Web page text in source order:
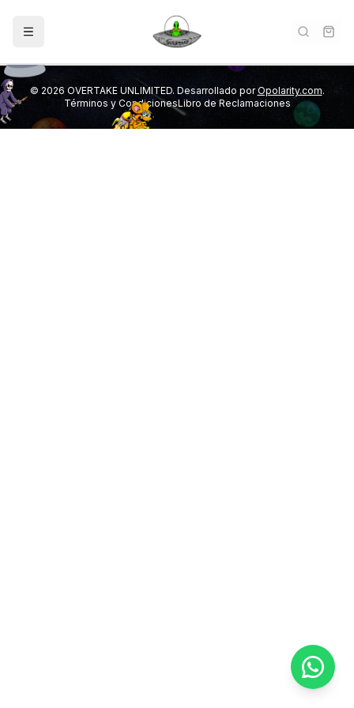
© 2026 OVERTAKE UNLIMITED. Desarrollado porOpolarity.com.
Términos y CondicionesLibro de Reclamaciones